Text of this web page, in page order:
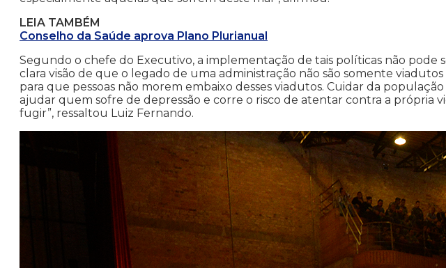
LEIA TAMBÉM
Conselho da Saúde aprova Plano Plurianual
Segundo o chefe do Executivo, a implementação de tais políticas não pode
clara visão de que o legado de uma administração não são somente
para que pessoas não morem embaixo desses viadutos. Cuidar da
ajudar quem sofre de depressão e corre o risco de atentar contra a própria
fugir”, ressaltou Luiz Fernando.